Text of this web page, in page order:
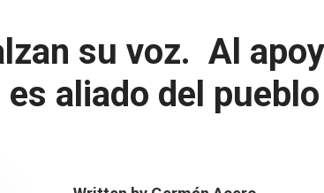
su voz. Al
aliado del